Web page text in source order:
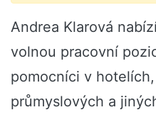
Andrea Klarová
volnou pracovní
pomocníci v
průmyslových a